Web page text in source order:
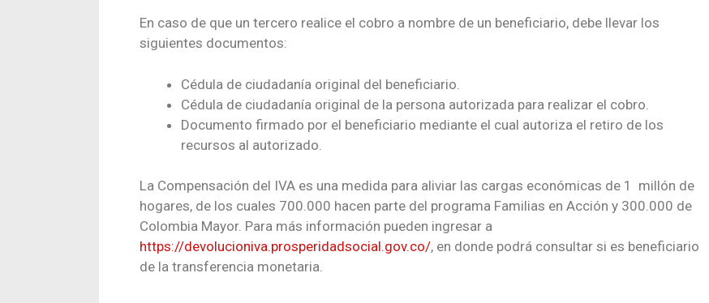
En caso de que un tercero realice el cobro a nombre de un beneficiario, debe llevar los
siguientes documentos:
Cédula de ciudadanía original del beneficiario.
Cédula de ciudadanía original de la persona autorizada para realizar el cobro.
Documento firmado por el beneficiario mediante el cual autoriza el retiro de los
recursos al autorizado.
La Compensación del IVA es una medida para aliviar las cargas económicas de 1 millón de
hogares, de los cuales 700.000 hacen parte del programa Familias en Acción y 300.000 de
Colombia Mayor. Para más información pueden ingresar a
https://devolucioniva.prosperidadsocial.gov.co/, en donde podrá consultar si es beneficiario
de la transferencia monetaria.